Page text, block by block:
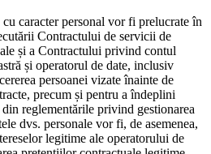
caracter personal vor fi prelucrate în
Contractului de servicii de
și a Contractului privind contul
și operatorul de date, inclusiv
persoanei vizate înainte de
precum și pentru a îndeplini
reglementările privind gestionarea
dvs. personale vor fi, de asemenea,
legitime ale operatorului de